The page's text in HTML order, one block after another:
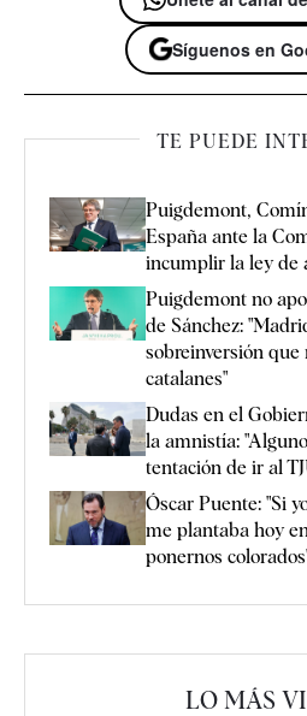
Síguenos en
TE PUEDE
Puigdemont,
España ante la
incumplir la ley de
Puigdemont no
de Sánchez:
sobreinversión
catalanes"
Dudas en el
la amnistía:
tentación de ir al
Óscar Puente: "Si
me plantaba hoy
ponernos
LO MÁS